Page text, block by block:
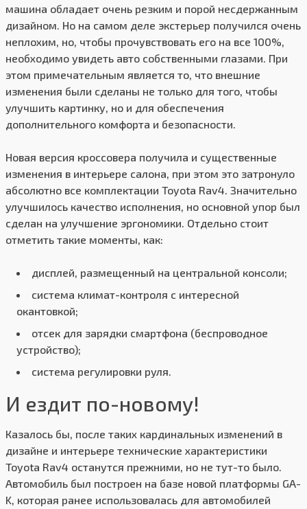
машина обладает очень резким и порой несдержанным
дизайном. Но на самом деле экстерьер получился очень
неплохим, но, чтобы прочувствовать его на все 100%,
необходимо увидеть авто собственными глазами. При
этом примечательным является то, что внешние
изменения были сделаны не только для того, чтобы
улучшить картинку, но и для обеспечения
дополнительного комфорта и безопасности.
Новая версия кроссовера получила и существенные
изменения в интерьере салона, при этом это затронуло
абсолютно все комплектации Toyota Rav4. Значительно
улучшилось качество исполнения, но основной упор был
сделан на улучшение эргономики. Отдельно стоит
отметить такие моменты, как:
дисплей, размещенный на центральной консоли;
система климат-контроля с интересной
окантовкой;
отсек для зарядки смартфона (беспроводное
устройство);
система регулировки руля.
И ездит по-новому!
Казалось бы, после таких кардинальных изменений в
дизайне и интерьере технические характеристики
Toyota Rav4 останутся прежними, но не тут-то было.
Автомобиль был построен на базе новой платформы GA-
K, которая ранее использовалась для автомобилей